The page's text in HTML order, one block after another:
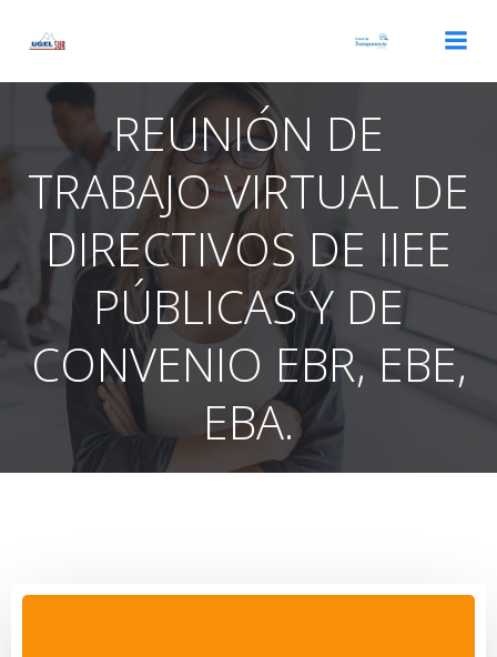
REUNIÓN DE
TRABAJO VIRTUAL DE
DIRECTIVOS DE IIEE
PÚBLICAS Y DE
CONVENIO EBR, EBE,
EBA.